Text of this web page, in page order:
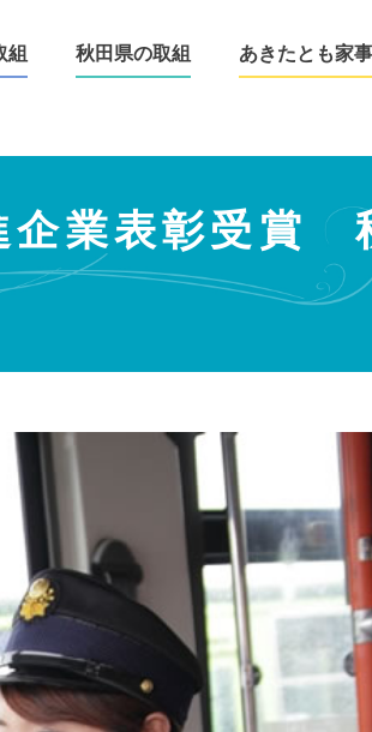
組 秋田県の取組 あきたとも家事
企業表彰受賞